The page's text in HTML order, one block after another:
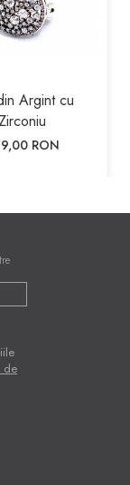
Argint cu
Zirconiu
RON
de